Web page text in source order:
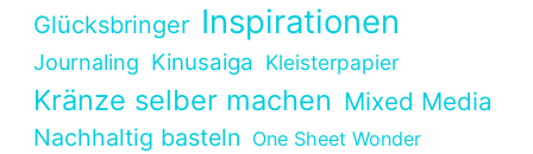
Glücksbringer Inspirationen
Journaling Kinusaiga Kleisterpapier
Kränze selber machen Mixed Media
Nachhaltig basteln One Sheet Wonder